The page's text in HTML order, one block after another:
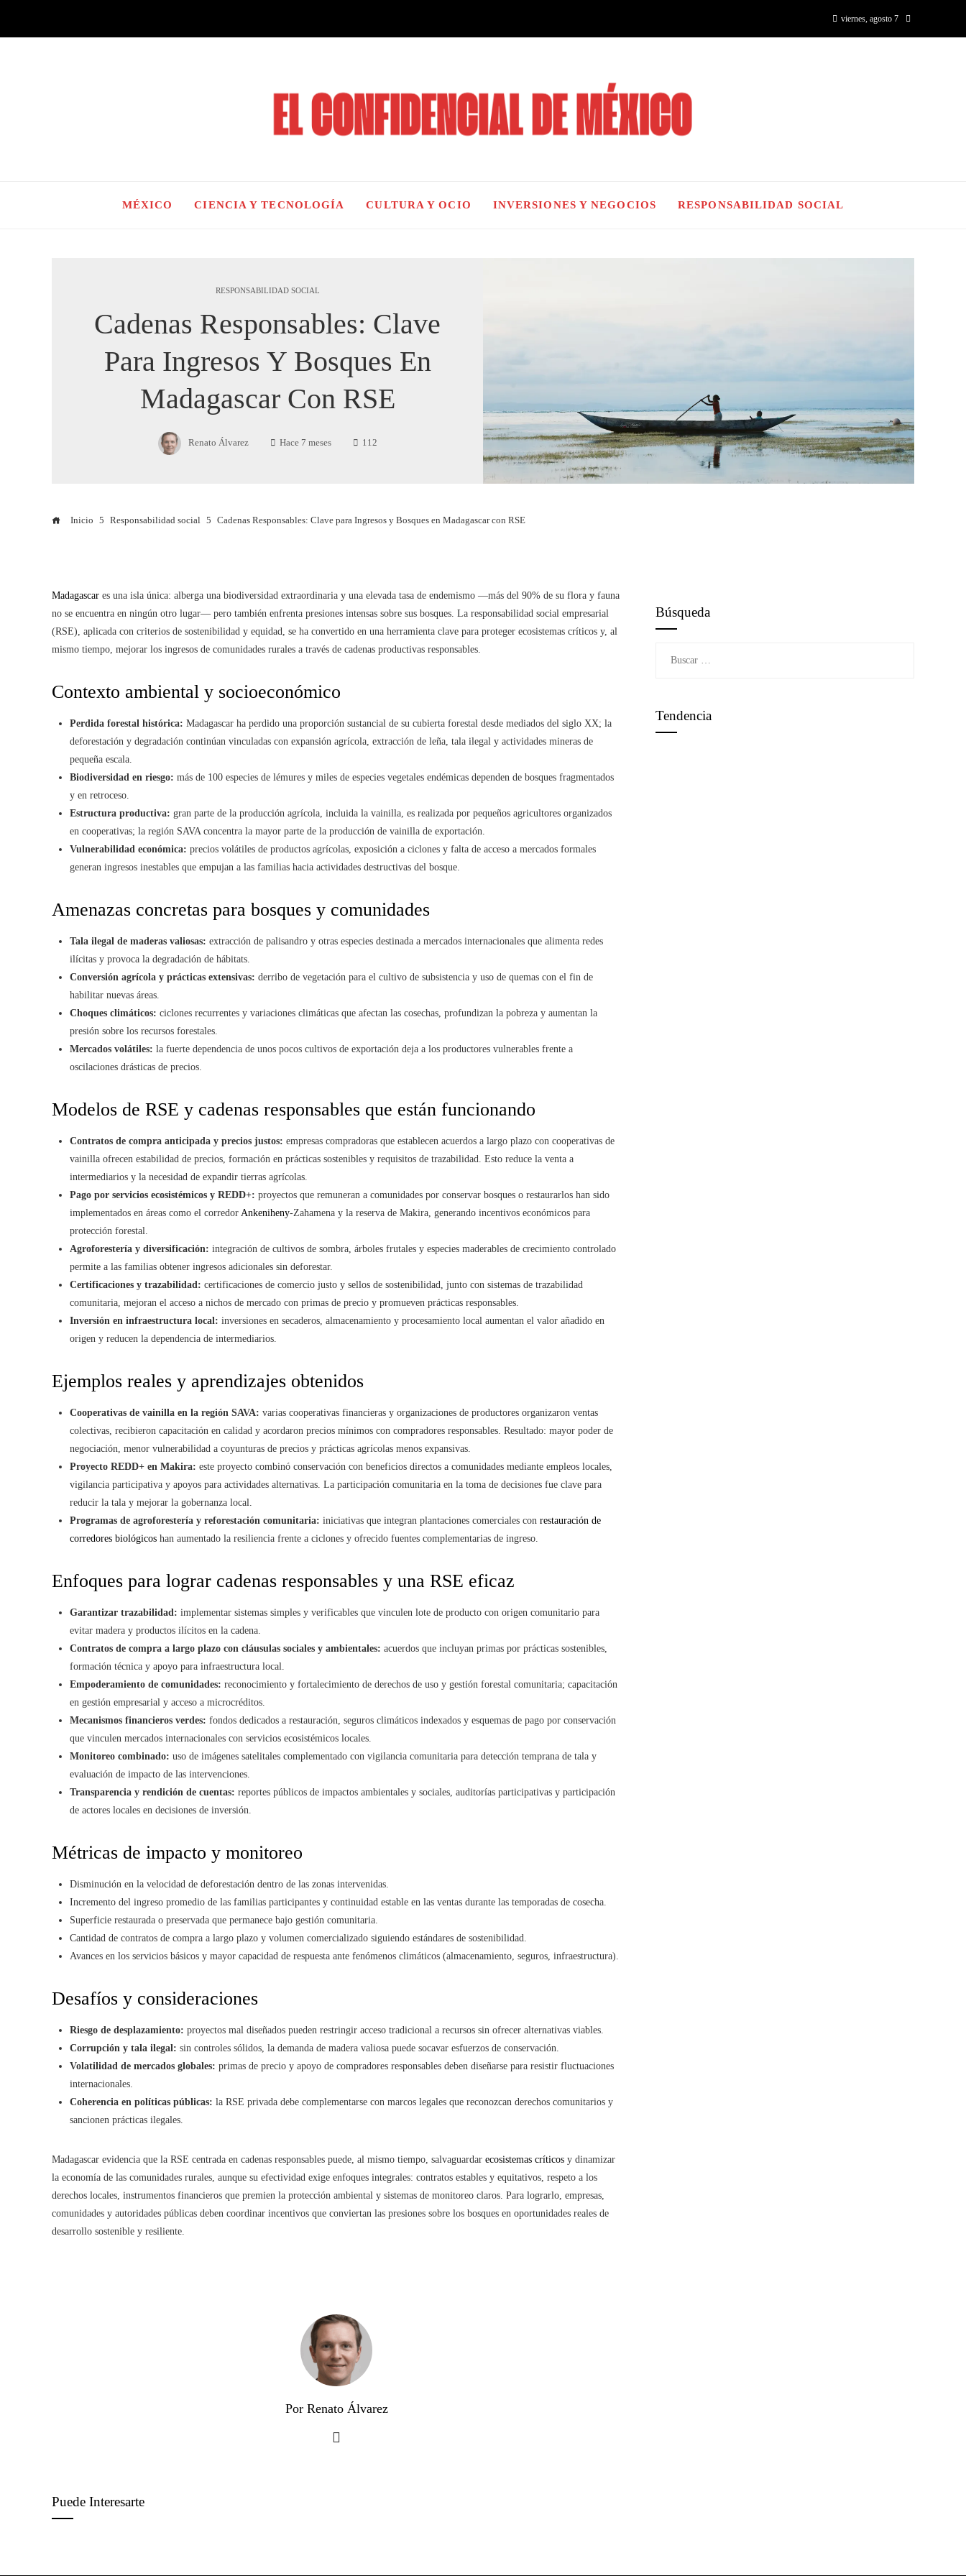
viernes, agosto 7
MÉXICO CIENCIA Y TECNOLOGÍA CULTURA Y OCIO INVERSIONES Y NEGOCIOS RESPONSABILIDAD SOCIAL
RESPONSABILIDAD SOCIAL
Cadenas Responsables: Clave
Para Ingresos Y Bosques En
Madagascar Con RSE
Renato Álvarez Hace 7 meses 112
Inicio Responsabilidad social Cadenas Responsables: Clave para Ingresos y Bosques en Madagascar con RSE
Madagascar es una isla única: alberga una biodiversidad extraordinaria y una elevada tasa de endemismo —más del 90% de su flora y fauna
no se encuentra en ningún otro lugar— pero también enfrenta presiones intensas sobre sus bosques. La responsabilidad social empresarial
(RSE), aplicada con criterios de sostenibilidad y equidad, se ha convertido en una herramienta clave para proteger ecosistemas críticos y, al
mismo tiempo, mejorar los ingresos de comunidades rurales a través de cadenas productivas responsables.
Contexto ambiental y socioeconómico
Perdida forestal histórica: Madagascar ha perdido una proporción sustancial de su cubierta forestal desde mediados del siglo XX; la
deforestación y degradación continúan vinculadas con expansión agrícola, extracción de leña, tala ilegal y actividades mineras de
pequeña escala.
Biodiversidad en riesgo: más de 100 especies de lémures y miles de especies vegetales endémicas dependen de bosques fragmentados
y en retroceso.
Estructura productiva: gran parte de la producción agrícola, incluida la vainilla, es realizada por pequeños agricultores organizados
en cooperativas; la región SAVA concentra la mayor parte de la producción de vainilla de exportación.
Vulnerabilidad económica: precios volátiles de productos agrícolas, exposición a ciclones y falta de acceso a mercados formales
generan ingresos inestables que empujan a las familias hacia actividades destructivas del bosque.
Amenazas concretas para bosques y comunidades
Tala ilegal de maderas valiosas: extracción de palisandro y otras especies destinada a mercados internacionales que alimenta redes
ilícitas y provoca la degradación de hábitats.
Conversión agrícola y prácticas extensivas: derribo de vegetación para el cultivo de subsistencia y uso de quemas con el fin de
habilitar nuevas áreas.
Choques climáticos: ciclones recurrentes y variaciones climáticas que afectan las cosechas, profundizan la pobreza y aumentan la
presión sobre los recursos forestales.
Mercados volátiles: la fuerte dependencia de unos pocos cultivos de exportación deja a los productores vulnerables frente a
oscilaciones drásticas de precios.
Modelos de RSE y cadenas responsables que están funcionando
Contratos de compra anticipada y precios justos: empresas compradoras que establecen acuerdos a largo plazo con cooperativas de
vainilla ofrecen estabilidad de precios, formación en prácticas sostenibles y requisitos de trazabilidad. Esto reduce la venta a
intermediarios y la necesidad de expandir tierras agrícolas.
Pago por servicios ecosistémicos y REDD+: proyectos que remuneran a comunidades por conservar bosques o restaurarlos han sido
implementados en áreas como el corredor Ankeniheny-Zahamena y la reserva de Makira, generando incentivos económicos para
protección forestal.
Agroforestería y diversificación: integración de cultivos de sombra, árboles frutales y especies maderables de crecimiento controlado
permite a las familias obtener ingresos adicionales sin deforestar.
Certificaciones y trazabilidad: certificaciones de comercio justo y sellos de sostenibilidad, junto con sistemas de trazabilidad
comunitaria, mejoran el acceso a nichos de mercado con primas de precio y promueven prácticas responsables.
Inversión en infraestructura local: inversiones en secaderos, almacenamiento y procesamiento local aumentan el valor añadido en
origen y reducen la dependencia de intermediarios.
Ejemplos reales y aprendizajes obtenidos
Cooperativas de vainilla en la región SAVA: varias cooperativas financieras y organizaciones de productores organizaron ventas
colectivas, recibieron capacitación en calidad y acordaron precios mínimos con compradores responsables. Resultado: mayor poder de
negociación, menor vulnerabilidad a coyunturas de precios y prácticas agrícolas menos expansivas.
Proyecto REDD+ en Makira: este proyecto combinó conservación con beneficios directos a comunidades mediante empleos locales,
vigilancia participativa y apoyos para actividades alternativas. La participación comunitaria en la toma de decisiones fue clave para
reducir la tala y mejorar la gobernanza local.
Programas de agroforestería y reforestación comunitaria: iniciativas que integran plantaciones comerciales con restauración de
corredores biológicos han aumentado la resiliencia frente a ciclones y ofrecido fuentes complementarias de ingreso.
Enfoques para lograr cadenas responsables y una RSE eficaz
Garantizar trazabilidad: implementar sistemas simples y verificables que vinculen lote de producto con origen comunitario para
evitar madera y productos ilícitos en la cadena.
Contratos de compra a largo plazo con cláusulas sociales y ambientales: acuerdos que incluyan primas por prácticas sostenibles,
formación técnica y apoyo para infraestructura local.
Empoderamiento de comunidades: reconocimiento y fortalecimiento de derechos de uso y gestión forestal comunitaria; capacitación
en gestión empresarial y acceso a microcréditos.
Mecanismos financieros verdes: fondos dedicados a restauración, seguros climáticos indexados y esquemas de pago por conservación
que vinculen mercados internacionales con servicios ecosistémicos locales.
Monitoreo combinado: uso de imágenes satelitales complementado con vigilancia comunitaria para detección temprana de tala y
evaluación de impacto de las intervenciones.
Transparencia y rendición de cuentas: reportes públicos de impactos ambientales y sociales, auditorías participativas y participación
de actores locales en decisiones de inversión.
Métricas de impacto y monitoreo
Disminución en la velocidad de deforestación dentro de las zonas intervenidas.
Incremento del ingreso promedio de las familias participantes y continuidad estable en las ventas durante las temporadas de cosecha.
Superficie restaurada o preservada que permanece bajo gestión comunitaria.
Cantidad de contratos de compra a largo plazo y volumen comercializado siguiendo estándares de sostenibilidad.
Avances en los servicios básicos y mayor capacidad de respuesta ante fenómenos climáticos (almacenamiento, seguros, infraestructura).
Desafíos y consideraciones
Riesgo de desplazamiento: proyectos mal diseñados pueden restringir acceso tradicional a recursos sin ofrecer alternativas viables.
Corrupción y tala ilegal: sin controles sólidos, la demanda de madera valiosa puede socavar esfuerzos de conservación.
Volatilidad de mercados globales: primas de precio y apoyo de compradores responsables deben diseñarse para resistir fluctuaciones
internacionales.
Coherencia en políticas públicas: la RSE privada debe complementarse con marcos legales que reconozcan derechos comunitarios y
sancionen prácticas ilegales.
Madagascar evidencia que la RSE centrada en cadenas responsables puede, al mismo tiempo, salvaguardar ecosistemas críticos y dinamizar
la economía de las comunidades rurales, aunque su efectividad exige enfoques integrales: contratos estables y equitativos, respeto a los
derechos locales, instrumentos financieros que premien la protección ambiental y sistemas de monitoreo claros. Para lograrlo, empresas,
comunidades y autoridades públicas deben coordinar incentivos que conviertan las presiones sobre los bosques en oportunidades reales de
desarrollo sostenible y resiliente.
Por Renato Álvarez
Puede Interesarte
Búsqueda
Tendencia